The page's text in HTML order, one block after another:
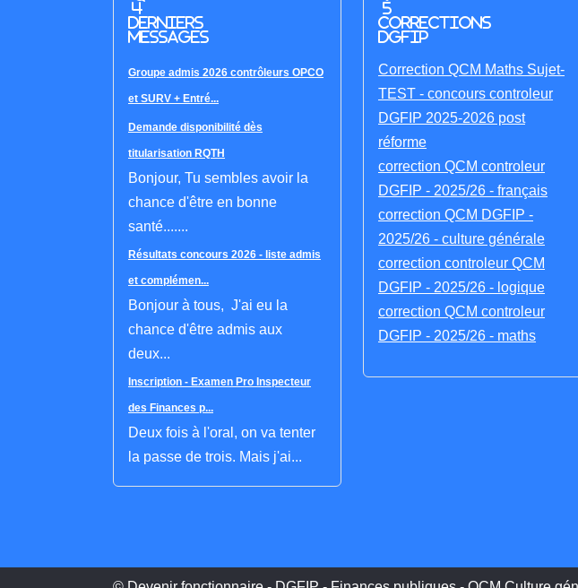
4
derniers
messages
Groupe admis 2026 contrôleurs OPCO
et SURV + Entré...
Demande disponibilité dès
titularisation RQTH
Bonjour, Tu sembles avoir la
chance d'être en bonne
santé.......
Résultats concours 2026 - liste admis
et complémen...
Bonjour à tous, J'ai eu la
chance d'être admis aux
deux...
Inscription - Examen Pro Inspecteur
des Finances p...
Deux fois à l'oral, on va tenter
la passe de trois. Mais j'ai...
5
corrections
DGFIP
Correction QCM Maths Sujet-
TEST - concours controleur
DGFIP 2025-2026 post
réforme
correction QCM controleur
DGFIP - 2025/26 - français
correction QCM DGFIP -
2025/26 - culture générale
correction controleur QCM
DGFIP - 2025/26 - logique
correction QCM controleur
DGFIP - 2025/26 - maths